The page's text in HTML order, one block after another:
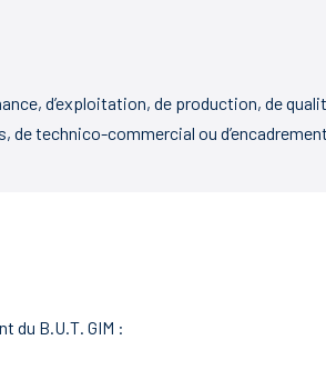
d’exploitation, de production, de
de technico-commercial ou
du B.U.T. GIM :